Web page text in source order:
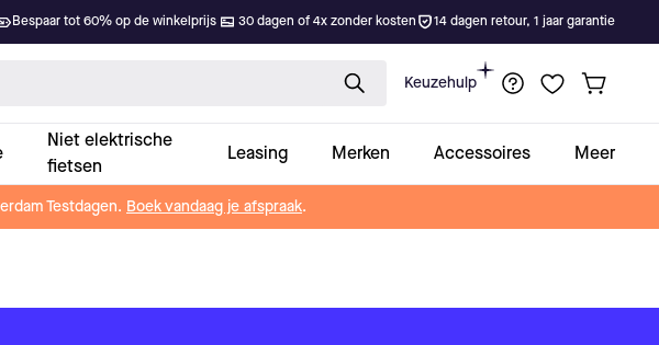
Bespaar tot 60% op de winkelprijs 30 dagen of 4x zonder kosten 14 dagen retour, 1 jaar garantie
Keuzehulp
Niet elektrische
fietsen
Leasing Merken Accessoires Meer
Testdagen. Boek vandaag je afspraak.